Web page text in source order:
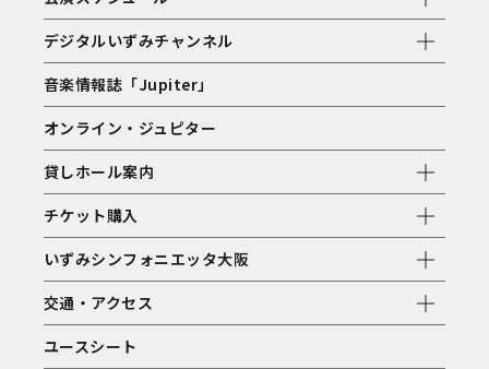
デジタルいずみチャンネル
音楽情報誌「Jupiter」
オンライン・ジュピター
貸しホール案内
チケット購入
いずみシンフォニエッタ大阪
交通・アクセス
ユースシート